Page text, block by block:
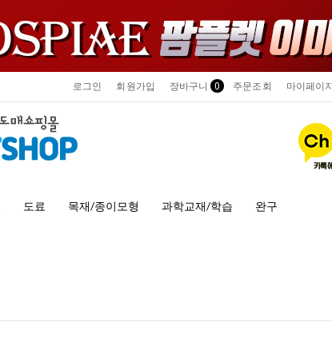
로그인 회원가입 장바구니 0 주문조회 마이페이지
도료 목재/종이모형 과학교재/학습 완구